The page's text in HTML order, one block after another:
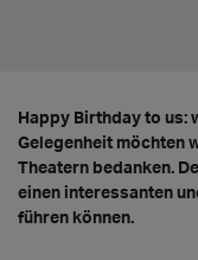
Happy Birthday to us:
Gelegenheit möchten
Theatern bedanken.
einen interessanten
führen können.